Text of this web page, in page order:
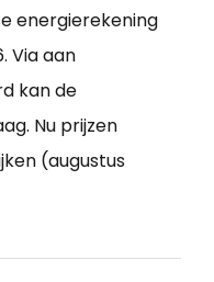
energierekening
Via aan
kan de
Nu prijzen
(augustus